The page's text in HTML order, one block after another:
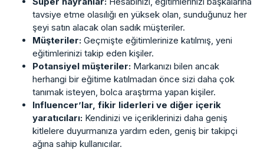
tavsiye etme olasılığı en yüksek olan, sunduğunuz her
şeyi satın alacak olan sadık müşteriler.
Müşteriler: Geçmişte eğitimlerinize katılmış, yeni
eğitimlerinizi takip eden kişiler.
Potansiyel müşteriler: Markanızı bilen ancak
herhangi bir eğitime katılmadan önce sizi daha çok
tanımak isteyen, bolca araştırma yapan kişiler.
Influencer’lar, fikir liderleri ve diğer içerik
yaratıcıları: Kendinizi ve içeriklerinizi daha geniş
kitlelere duyurmanıza yardım eden, geniş bir takipçi
ağına sahip kullanıcılar.